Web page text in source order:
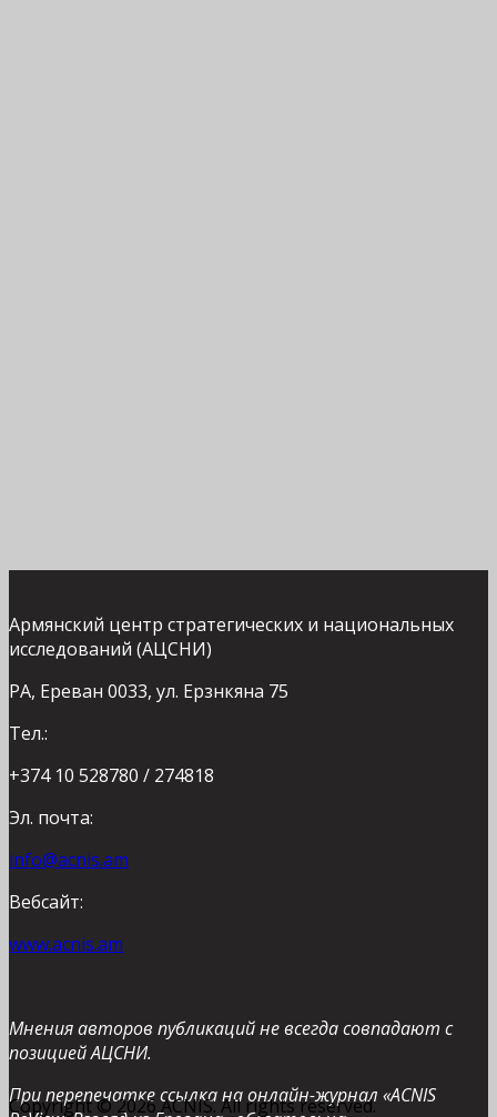
Армянский центр стратегических и национальных
исследований (АЦСНИ)
РА, Ереван 0033, ул. Ерзнкяна 75
Тел.:
+374 10 528780 / 274818
Эл. почта:
info@acnis.am
Вебсайт:
www.acnis.am
Мнения авторов публикаций не всегда совпадают с
позицией АЦСНИ.
При перепечатке ссылка на онлайн-журнал «ACNIS
Copyright © 2026 ACNIS. All rights reserved.